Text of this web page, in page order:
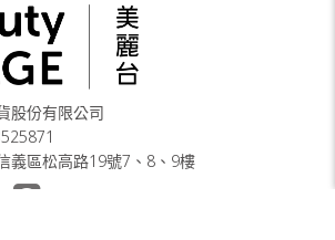
股份有限公司
義區松高路19號7、8、9樓